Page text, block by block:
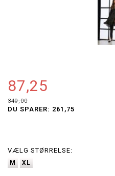
87,25
349,00
DU SPARER: 261,75
VÆLG STØRRELSE:
M XL